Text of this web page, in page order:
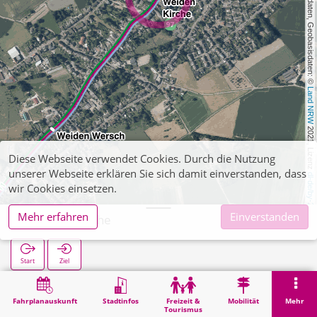
, Kartendaten, Geobasisdaten: ©
Land NRW
2021, Lizenz
dl-de/by-2-0
Fahrplanauskunft Stadtinfos
Freizeit &
Tourismus
Mobilität Mehr
Weiden Kirche
Start Ziel
Suche
Diese Webseite verwendet Cookies. Durch die Nutzung
unserer Webseite erklären Sie sich damit einverstanden, dass
wir Cookies einsetzen.
Mehr erfahren
Einverstanden